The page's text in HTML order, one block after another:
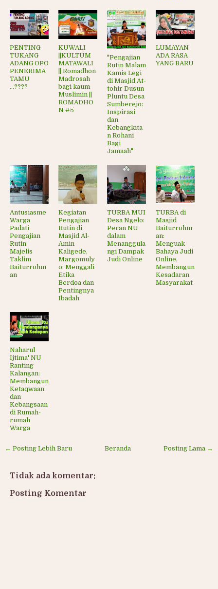
PENTING
TUKANG
ADANG OPO
PENERIMA
TAMU
...????
KUWALI
||KULTUM
MATAWALI
|| Romadhon
Madrosah
bagi kaum
Muslimin ||
ROMADHO
N #5
"Pengajian
Rutin Malam
Kamis Legi
di Masjid At-
tohir Dusun
Pluntu Desa
Sumberejo:
Inspirasi
dan
Kebangkita
n Rohani
Bagi
Jamaah"
LUMAYAN
ADA RASA
YANG BARU
Antusiasme
Warga
Padati
Pengajian
Rutin
Majelis
Taklim
Baiturrohm
an
Kegiatan
Pengajian
Rutin di
Masjid Al-
Amin
Kaligede,
Margomuly
o: Menggali
Etika
Berdoa dan
Pentingnya
Ibadah
TURBA MUI
Desa Ngelo:
Peran NU
dalam
Menanggula
ngi Dampak
Judi Online
TURBA di
Masjid
Baiturrohm
an:
Menguak
Bahaya Judi
Online,
Membangun
Kesadaran
Masyarakat
Naharul
Ijtima' NU
Ranting
Kalangan:
Membangun
Ketaqwaan
dan
Kebangsaan
di Rumah-
rumah
Warga
← Posting Lebih Baru Posting Lama →
Beranda
Tidak ada komentar:
Posting Komentar